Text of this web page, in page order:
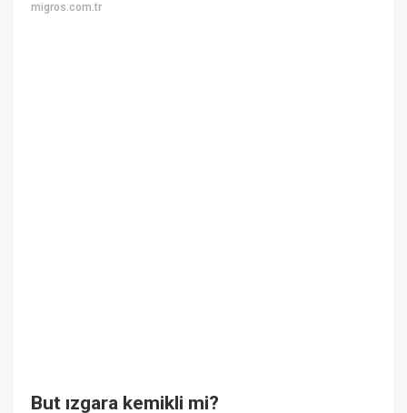
migros.com.tr
But ızgara kemikli mi?